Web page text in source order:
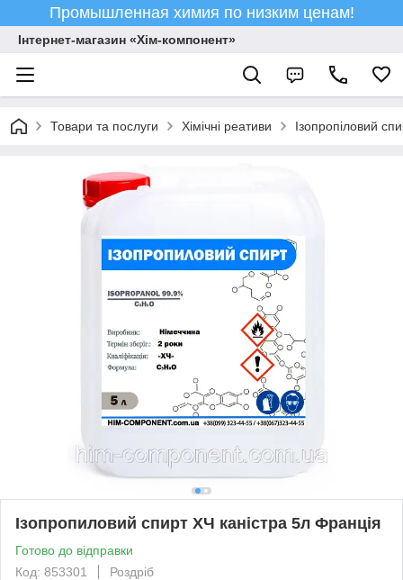
Промышленная химия по низким ценам!
Інтернет-магазин «Хім-компонент»
Товари та послуги Хімічні реативи Ізопропіловий
Ізопропиловий спирт ХЧ каністра 5л Франція
Готово до відправки
Код: 853301
Роздріб